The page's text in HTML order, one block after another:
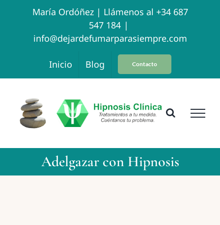
María Ordóñez | Llámenos al +34 687
547 184 |
info@dejardefumarparasiempre.com
Inicio Blog Contacto
Adelgazar con Hipnosis